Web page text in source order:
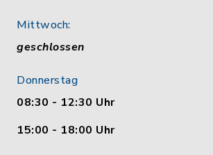
Mittwoch:
geschlossen
Donnerstag
08:30 - 12:30 Uhr
15:00 - 18:00 Uhr